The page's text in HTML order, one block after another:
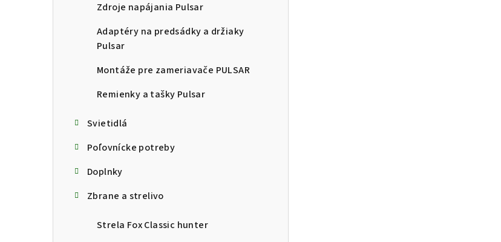
Zdroje napájania Pulsar
Adaptéry na predsádky a držiaky
Pulsar
Montáže pre zameriavače PULSAR
Remienky a tašky Pulsar
Svietidlá
Poľovnícke potreby
Doplnky
Zbrane a strelivo
Strela Fox Classic hunter